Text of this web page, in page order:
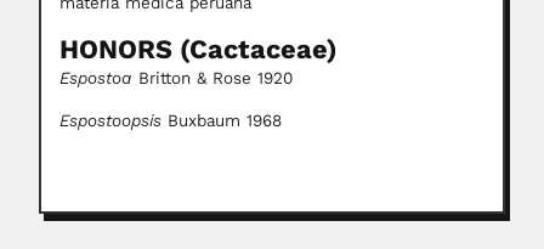
HONORS (Cactaceae)
Espostoa Britton & Rose 1920
Espostoopsis Buxbaum 1968